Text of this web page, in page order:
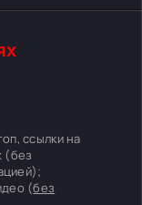
ссылки на
(без
(без